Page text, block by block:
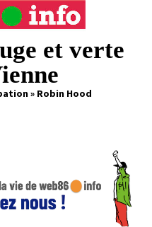
et verte
» Robin Hood